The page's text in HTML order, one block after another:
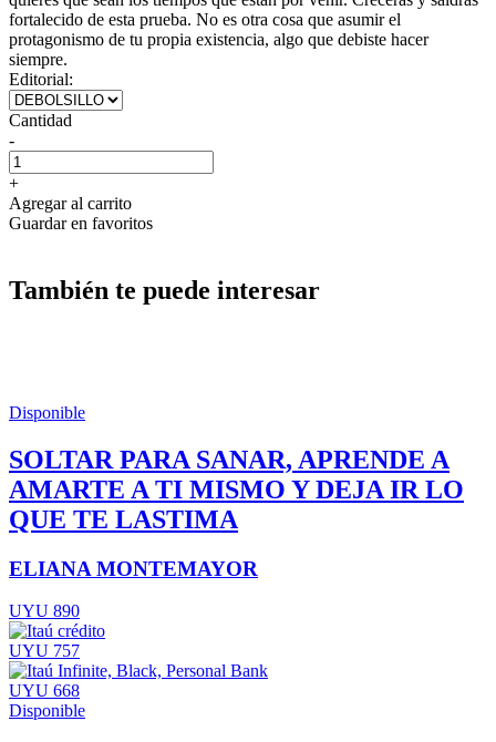
fortalecido de esta prueba. No es otra cosa que asumir el
protagonismo de tu propia existencia, algo que debiste hacer
siempre.
Editorial:
Cantidad
-
+
Agregar al carrito
Guardar en favoritos
También te puede interesar
Disponible
SOLTAR PARA SANAR, APRENDE A
AMARTE A TI MISMO Y DEJA IR LO
QUE TE LASTIMA
ELIANA MONTEMAYOR
UYU 890
UYU 757
UYU 668
Disponible